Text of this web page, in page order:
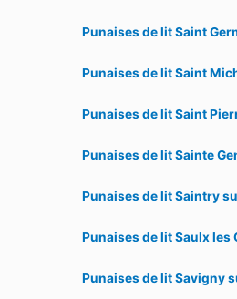
Punaises de lit Saint
Punaises de lit Saint
Punaises de lit Saint
Punaises de lit Sainte
Punaises de lit Saintry
Punaises de lit Saulx les
Punaises de lit Savigny